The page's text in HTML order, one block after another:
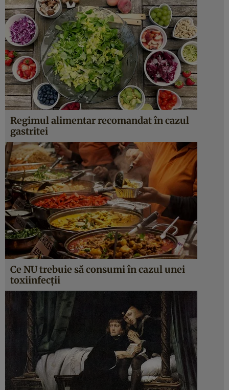
Regimul alimentar recomandat în cazul
gastritei
Ce NU trebuie să consumi în cazul unei
toxiinfecţii